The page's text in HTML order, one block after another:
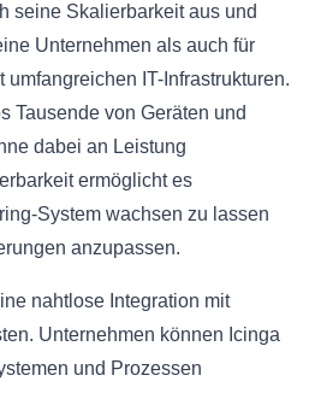
seine Skalierbarkeit aus und
Unternehmen als auch für
IT-Infrastrukturen.
Tausende von Geräten und
dabei an Leistung
ermöglicht es
System wachsen zu lassen
anzupassen.
nahtlose Integration mit
Unternehmen können Icinga
und Prozessen